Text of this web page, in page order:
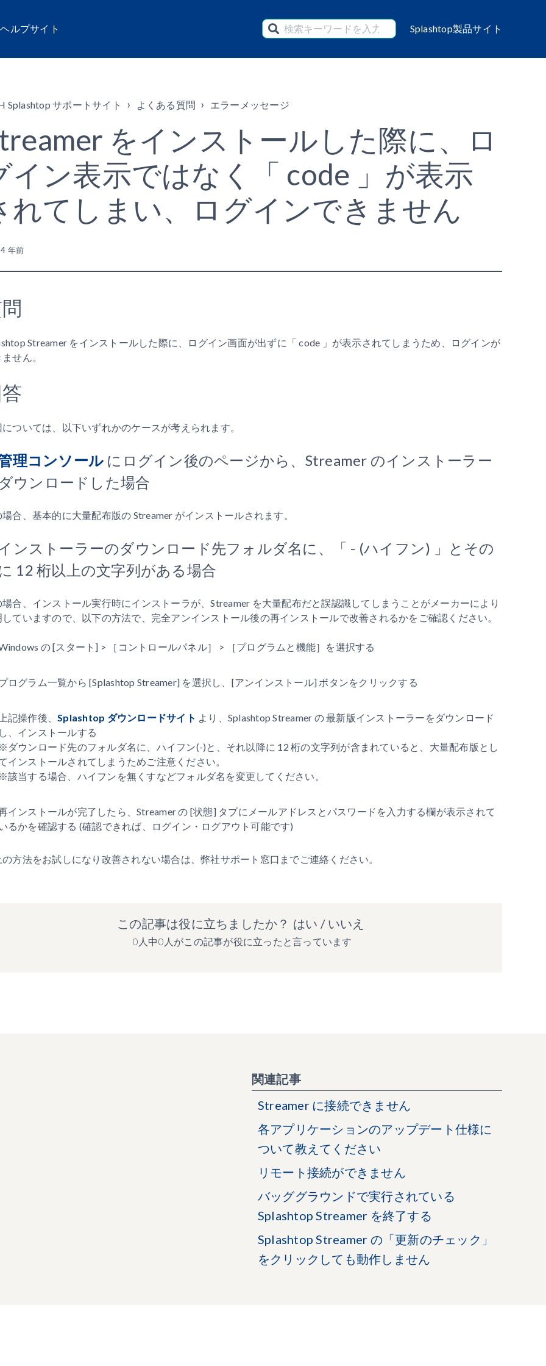
ルプサイト Splashtop製品サイト
Splashtop サポートサイト よくある質問 エラーメッセージ
をインストールした際に、ロ
イン表示ではなく「 code 」が表示
れてしまい、ログインできません
4 年前
Streamer をインストールした際に、ログイン画面が出ずに「 code 」が表示されてしまうため、ログインが
せん。
ついては、以下いずれかのケースが考えられます。
理コンソール にログイン後のページから、Streamer のインストーラー
ウンロードした場合
合、基本的に大量配布版の Streamer がインストールされます。
ンストーラーのダウンロード先フォルダ名に、「 - (ハイフン) 」とその
12 桁以上の文字列がある場合
場合、インストール実行時にインストーラが、Streamer を大量配布だと誤認識してしまうことがメーカーにより
していますので、以下の方法で、完全アンインストール後の再インストールで改善されるかをご確認ください。
の [スタート] > ［コントロールパネル］ > ［プログラムと機能］を選択する
ログラム一覧から [Splashtop Streamer] を選択し、[アンインストール] ボタンをクリックする
記操作後、 Splashtop ダウンロードサイト より、Splashtop Streamer の 最新版インストーラーをダウンロード
、インストールする
ダウンロード先のフォルダ名に、ハイフン(-)と、それ以降に 12 桁の文字列が含まれていると、大量配布版とし
インストールされてしまうためご注意ください。
該当する場合、ハイフンを無くすなどフォルダ名を変更してください。
インストールが完了したら、Streamer の [状態] タブにメールアドレスとパスワードを入力する欄が表示されて
るかを確認する (確認できれば、ログイン・ログアウト可能です)
方法をお試しになり改善されない場合は、弊社サポート窓口までご連絡ください。
この記事は役に立ちましたか？ はい / いいえ
0人中0人がこの記事が役に立ったと言っています
関連記事
Streamer に接続できません
各アプリケーションのアップデート仕様に
ついて教えてください
リモート接続ができません
バッググラウンドで実行されている
Splashtop Streamer を終了する
Splashtop Streamer の「更新のチェック」
をクリックしても動作しません